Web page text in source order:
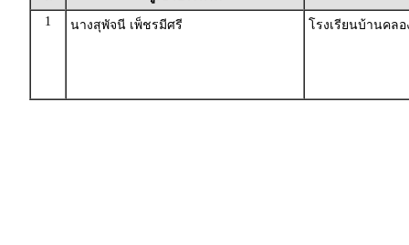
1
นางสุพัจนี เพ็ชรมีศรี โรงเรียนบ้านคล